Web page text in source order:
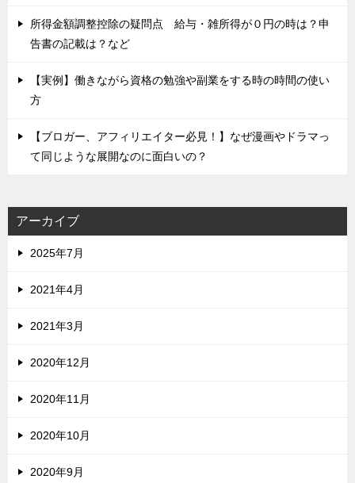
所得金額調整控除の疑問点 給与・雑所得が０円の時は？申
告書の記載は？など
【実例】働きながら資格の勉強や副業をする時の時間の使い
方
【ブロガー、アフィリエイター必見！】なぜ漫画やドラマっ
て同じような展開なのに面白いの？
アーカイブ
2025年7月
2021年4月
2021年3月
2020年12月
2020年11月
2020年10月
2020年9月